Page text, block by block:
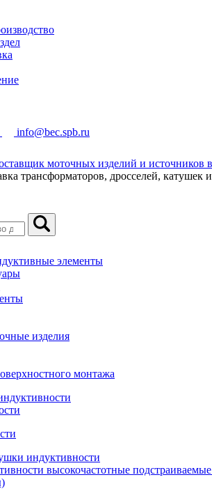
info@bec.spb.ru
трансформаторов, дросселей, катушек
элементы
изделия
монтажа
индуктивности
высокочастотные